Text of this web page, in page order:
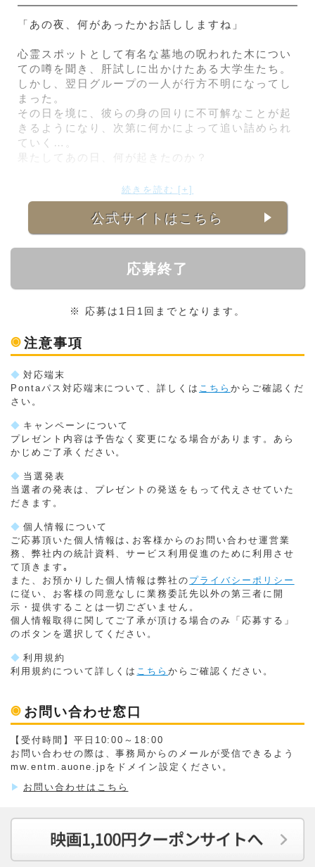
「あの夜、何があったかお話ししますね」
心霊スポットとして有名な墓地の呪われた木につい
ての噂を聞き、肝試しに出かけたある大学生たち。
しかし、翌日グループの一人が行方不明になってし
まった。
その日を境に、彼らの身の回りに不可解なことが起
きるようになり、次第に何かによって追い詰められ
ていく…。
果たしてあの日、何が起きたのか？
続きを読む [+]
公式サイトはこちら
応募終了
※ 応募は1日1回までとなります。
◉注意事項
◆ 対応端末
Pontaパス対応端末について、詳しくは こちら からご確認くだ
さい。
◆ キャンペーンについて
プレゼント内容は予告なく変更になる場合があります。あら
かじめご了承ください。
◆ 当選発表
当選者の発表は、プレゼントの発送をもって代えさせていた
だきます。
◆ 個人情報について
ご応募頂いた個人情報は､お客様からのお問い合わせ運営業
務、弊社内の統計資料、サービス利用促進のために利用させ
て頂きます｡
また、お預かりした個人情報は弊社の プライバシーポリシー
に従い、お客様の同意なしに業務委託先以外の第三者に開
示・提供することは一切ございません。
個人情報取得に関してご了承が頂ける場合のみ「応募する」
のボタンを選択してください。
◆ 利用規約
利用規約について詳しくは こちらからご確認ください。
◉ お問い合わせ窓口
【受付時間】平日10:00～18:00
お問い合わせの際は、事務局からのメールが受信できるよう
mw.entm.auone.jpをドメイン設定ください。
▶ お問い合わせはこちら